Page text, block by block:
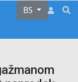
Select your
BS